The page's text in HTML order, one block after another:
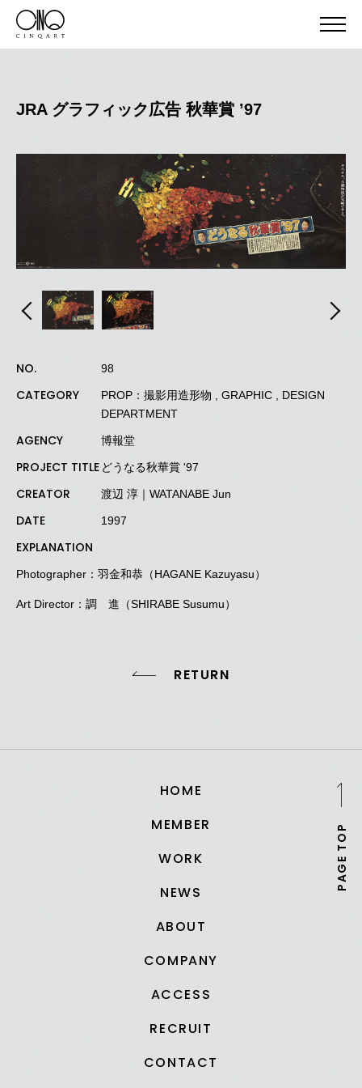
JRA グラフィック広告 秋華賞 ’97
NO. 98
CATEGORY
PROP：撮影用造形物 , GRAPHIC , DESIGN
DEPARTMENT
AGENCY 博報堂
PROJECT TITLE どうなる秋華賞 '97
CREATOR 渡辺 淳｜WATANABE Jun
DATE 1997
EXPLANATION
Photographer：羽金和恭（HAGANE Kazuyasu）
Art Director：調 進（SHIRABE Susumu）
RETURN
HOME
MEMBER
WORK
NEWS
ABOUT
COMPANY
ACCESS
RECRUIT
CONTACT
PAGE TOP